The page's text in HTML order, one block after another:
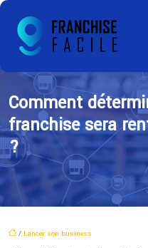
Comment
franchise sera
?
/ Lancer son business